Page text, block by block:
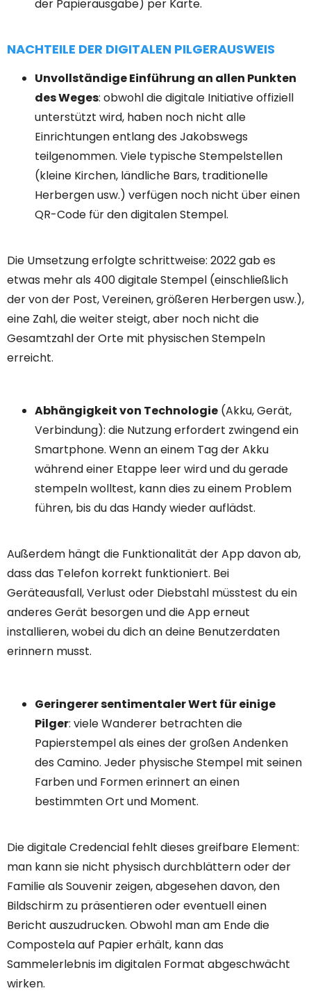
der Papierausgabe) per Karte.
NACHTEILE DER DIGITALEN PILGERAUSWEIS
Unvollständige Einführung an allen Punkten
des Weges: obwohl die digitale Initiative offiziell
unterstützt wird, haben noch nicht alle
Einrichtungen entlang des Jakobswegs
teilgenommen. Viele typische Stempelstellen
(kleine Kirchen, ländliche Bars, traditionelle
Herbergen usw.) verfügen noch nicht über einen
QR-Code für den digitalen Stempel.
Die Umsetzung erfolgte schrittweise: 2022 gab es
etwas mehr als 400 digitale Stempel (einschließlich
der von der Post, Vereinen, größeren Herbergen usw.),
eine Zahl, die weiter steigt, aber noch nicht die
Gesamtzahl der Orte mit physischen Stempeln
erreicht.
Abhängigkeit von Technologie (Akku, Gerät,
Verbindung): die Nutzung erfordert zwingend ein
Smartphone. Wenn an einem Tag der Akku
während einer Etappe leer wird und du gerade
stempeln wolltest, kann dies zu einem Problem
führen, bis du das Handy wieder auflädst.
Außerdem hängt die Funktionalität der App davon ab,
dass das Telefon korrekt funktioniert. Bei
Geräteausfall, Verlust oder Diebstahl müsstest du ein
anderes Gerät besorgen und die App erneut
installieren, wobei du dich an deine Benutzerdaten
erinnern musst.
Geringerer sentimentaler Wert für einige
Pilger: viele Wanderer betrachten die
Papierstempel als eines der großen Andenken
des Camino. Jeder physische Stempel mit seinen
Farben und Formen erinnert an einen
bestimmten Ort und Moment.
Die digitale Credencial fehlt dieses greifbare Element:
man kann sie nicht physisch durchblättern oder der
Familie als Souvenir zeigen, abgesehen davon, den
Bildschirm zu präsentieren oder eventuell einen
Bericht auszudrucken. Obwohl man am Ende die
Compostela auf Papier erhält, kann das
Sammelerlebnis im digitalen Format abgeschwächt
wirken.